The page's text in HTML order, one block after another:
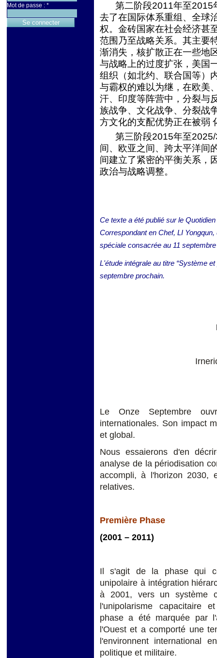
Mot de passe : *
第二阶段2011年至2015
去了在国际体系重组、全球
权。金砖国家在社会经济甚
范围乃至战略关系。其主要
渐消失，核扩散正在一些地
与战略上的过度扩张，美国
组织（如北约、联合国等）
与霸权的难以为继，在欧美
汗、印度等阵营中，分裂与
族战争、文化战争、分裂战
方文化的支配优势正在被弱
第三阶段2015年至
间、欧亚之间、跨太平洋间
间建立了紧密的平衡关系，
政治与战略调整。
Ce texte a été publié sur le
Correspondant en Chef, LI
spéciale consacrée au 11
L'étude intégrale au titre “Système
septembre prochain.
Le Onze Septembre
internationales. Son impact
et global.
Nous essaierons d'en
analyse de la périodisation
accompli, à l'horizon 2030,
relatives.
Première Phase
(2001 – 2011)
Il s'agit de la phase qui
unipolaire à intégration
à 2001, vers un système
l'unipolarisme capacitaire
phase a été marquée par
l'Ouest et a comporté une
l'environnent international
politique et militaire.